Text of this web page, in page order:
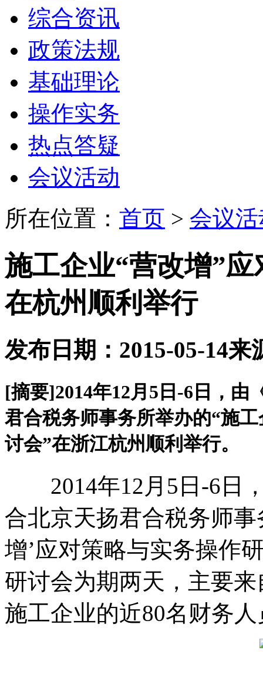
综合资讯
政策法规
基础理论
操作实务
热点答疑
会议活动
所在位置： 首页 > 会议
施工企业“营改增”
在杭州顺利举行
发布日期：2015-05-14来
[摘要]2014年12月5日-6日，
君合税务师事务所举办的“施
讨会”在浙江杭州顺利举行。
2014年12月5日-6日，
合北京天扬君合税务师
增’应对策略与实务操作
研讨会为期两天，主要
施工企业的近80名财务